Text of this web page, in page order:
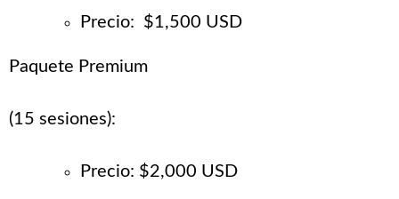
Precio: $1,500 USD
Paquete Premium
(15 sesiones):
Precio: $2,000 USD